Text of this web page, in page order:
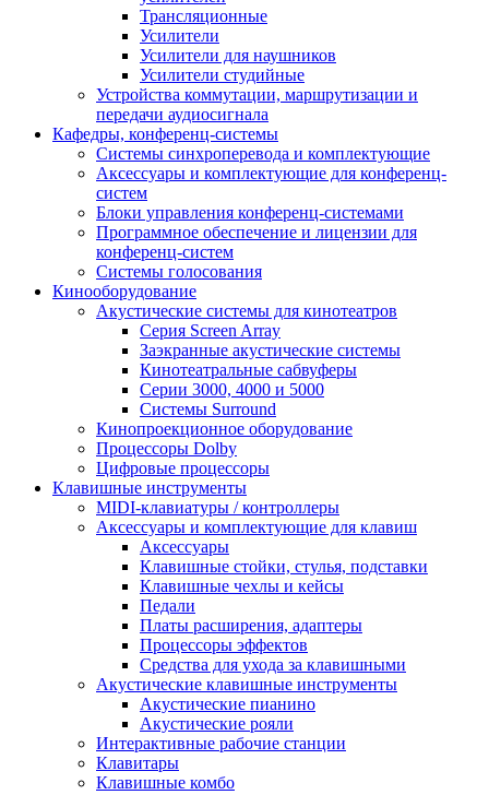
Трансляционные
Усилители
Усилители для наушников
Усилители студийные
Устройства коммутации, маршрутизации и
передачи аудиосигнала
Кафедры, конференц-системы
Cистемы синхроперевода и комплектующие
Аксессуары и комплектующие для конференц-
систем
Блоки управления конференц-системами
Программное обеспечение и лицензии для
конференц-систем
Системы голосования
Кинооборудование
Акустические системы для кинотеатров
Cерия Screen Array
Заэкранные акустические системы
Кинотеатральные сабвуферы
Серии 3000, 4000 и 5000
Системы Surround
Кинопроекционное оборудование
Процессоры Dolby
Цифровые процессоры
Клавишные инструменты
MIDI-клавиатуры / контроллеры
Аксессуары и комплектующие для клавиш
Аксессуары
Клавишные стойки, стулья, подставки
Клавишные чехлы и кейсы
Педали
Платы расширения, адаптеры
Процессоры эффектов
Средства для ухода за клавишными
Акустические клавишные инструменты
Акустические пианино
Акустические рояли
Интерактивные рабочие станции
Клавитары
Клавишные комбо